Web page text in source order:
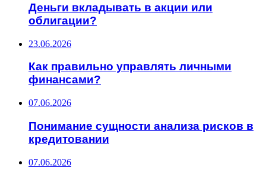
Деньги вкладывать в акции или
облигации?
23.06.2026
Как правильно управлять личными
финансами?
07.06.2026
Понимание сущности анализа рисков в
кредитовании
07.06.2026